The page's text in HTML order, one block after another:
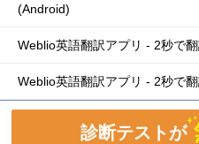
(Android)
Weblio英語翻訳アプリ - 2秒で
Weblio英語翻訳アプリ - 2秒で
診断テストが